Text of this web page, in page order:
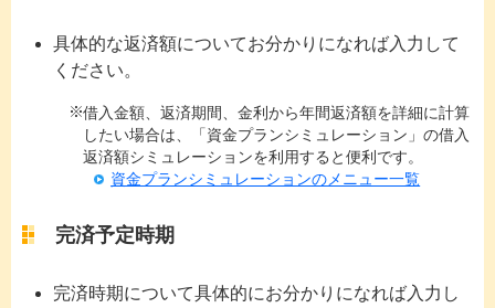
具体的な返済額についてお分かりになれば入力して
ください。
借入金額、返済期間、金利から年間返済額を詳細に計算
したい場合は、「資金プランシミュレーション」の借入
返済額シミュレーションを利用すると便利です。
資金プランシミュレーションのメニュー一覧
完済予定時期
完済時期について具体的にお分かりになれば入力し